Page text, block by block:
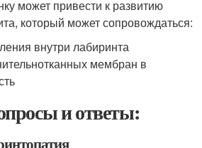
может привести к развитию
который может сопровождаться:
внутри лабиринта
мембран в
и ответы: